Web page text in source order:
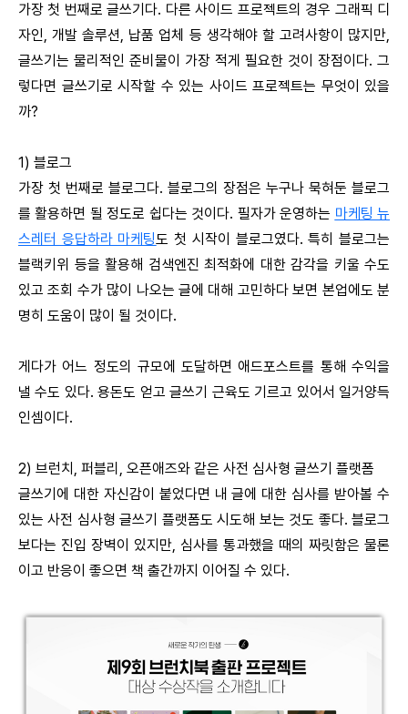
가장 첫 번째로 글쓰기다. 다른 사이드 프로젝트의 경우 그래픽 디
자인, 개발 솔루션, 납품 업체 등 생각해야 할 고려사항이 많지만,
글쓰기는 물리적인 준비물이 가장 적게 필요한 것이 장점이다. 그
렇다면 글쓰기로 시작할 수 있는 사이드 프로젝트는 무엇이 있을
까?
1) 블로그
가장 첫 번째로 블로그다. 블로그의 장점은 누구나 묵혀둔 블로그
를 활용하면 될 정도로 쉽다는 것이다. 필자가 운영하는 마케팅 뉴
스레터 응답하라 마케팅도 첫 시작이 블로그였다. 특히 블로그는
블랙키위 등을 활용해 검색엔진 최적화에 대한 감각을 키울 수도
있고 조회 수가 많이 나오는 글에 대해 고민하다 보면 본업에도 분
명히 도움이 많이 될 것이다.
게다가 어느 정도의 규모에 도달하면 애드포스트를 통해 수익을
낼 수도 있다. 용돈도 얻고 글쓰기 근육도 기르고 있어서 일거양득
인셈이다.
2) 브런치, 퍼블리, 오픈애즈와 같은 사전 심사형 글쓰기 플랫폼
글쓰기에 대한 자신감이 붙었다면 내 글에 대한 심사를 받아볼 수
있는 사전 심사형 글쓰기 플랫폼도 시도해 보는 것도 좋다. 블로그
보다는 진입 장벽이 있지만, 심사를 통과했을 때의 짜릿함은 물론
이고 반응이 좋으면 책 출간까지 이어질 수 있다.